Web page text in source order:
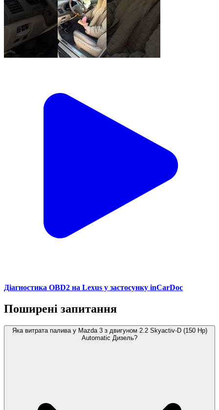
Діагностика OBD2 на Lexus у застосунку inCarDoc
Поширені запитання
Яка витрата палива у Mazda 3 з двигуном 2.2 Skyactiv-D (150 Hp)
Automatic Дизель?